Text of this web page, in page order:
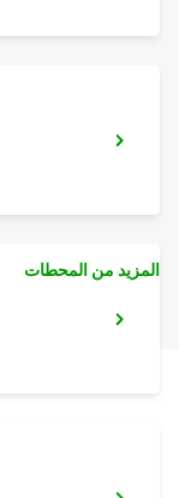
المزيد من المحطات